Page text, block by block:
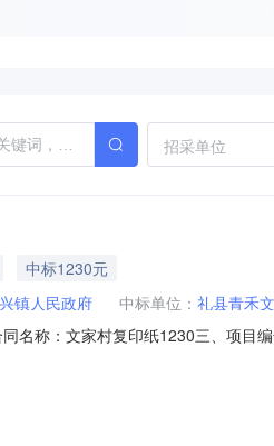
招采单位
中标1230元
镇人民政府 中标单位： 礼县青禾
名称：文家村复印纸1230三、项目
规格型号（或服务要求）：详见